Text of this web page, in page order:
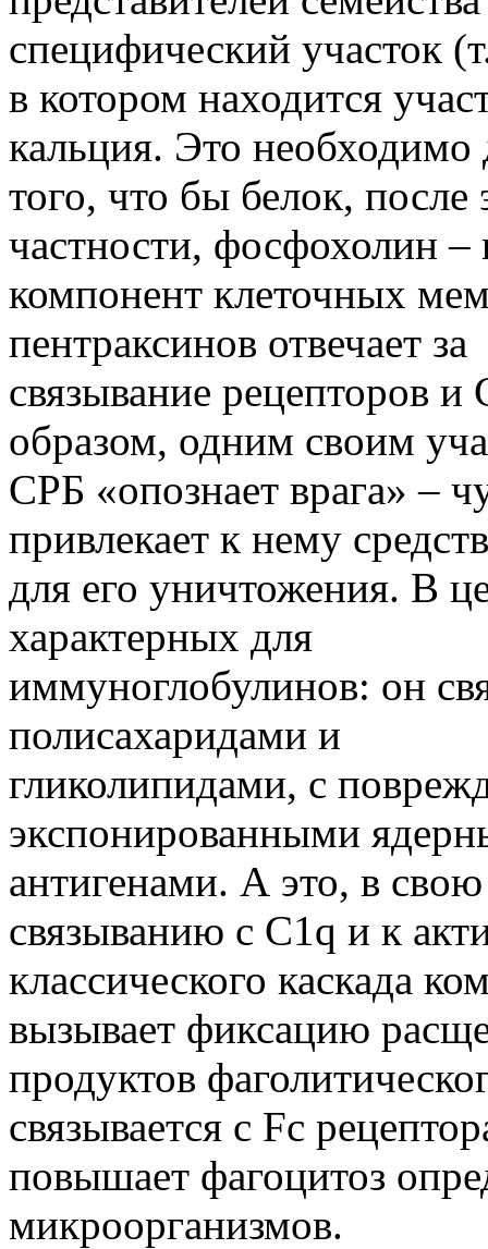
специфический участок
в котором находится
кальция. Это необходимо
того, что бы белок, после
частности, фосфохолин
компонент клеточных
пентраксинов отвечает за
связывание рецепторов
образом, одним своим
СРБ «опознает врага» –
привлекает к нему
для его уничтожения. В
характерных для
иммуноглобулинов: он
полисахаридами и
гликолипидами, с
экспонированными
антигенами. А это, в
связыванию с C1q и к
классического каскада
вызывает фиксацию
продуктов
связывается с Fc
повышает фагоцитоз
микроорганизмов.